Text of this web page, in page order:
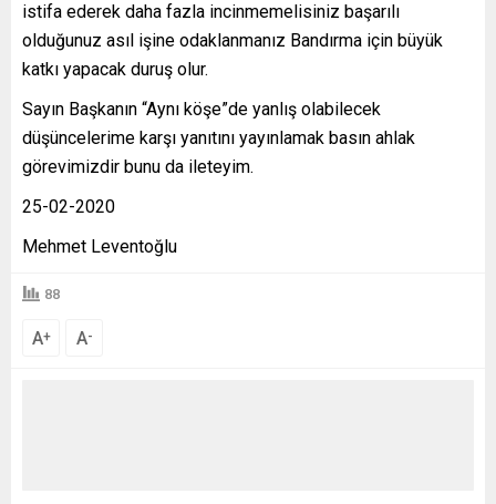
istifa ederek daha fazla incinmemelisiniz başarılı
olduğunuz asıl işine odaklanmanız Bandırma için büyük
katkı yapacak duruş olur.
Sayın Başkanın “Aynı köşe”de yanlış olabilecek
düşüncelerime karşı yanıtını yayınlamak basın ahlak
görevimizdir bunu da ileteyim.
25-02-2020
Mehmet Leventoğlu
88
A+ A-